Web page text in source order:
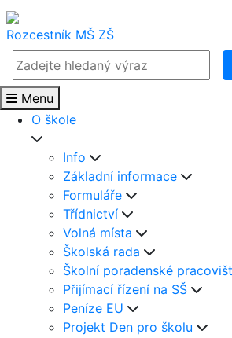
Rozcestník MŠ ZŠ
Menu
O škole
Info
Základní informace
Formuláře
Třídnictví
Volná místa
Školská rada
Školní poradenské
Přijímací řízení na SŠ
Peníze EU
Projekt Den pro školu